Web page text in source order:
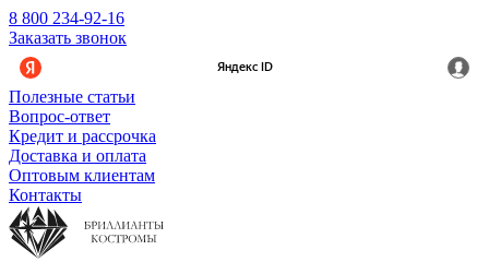
8 800 234-92-16
Заказать звонок
Полезные статьи
Вопрос-ответ
Кредит и рассрочка
Доставка и оплата
Оптовым клиентам
Контакты